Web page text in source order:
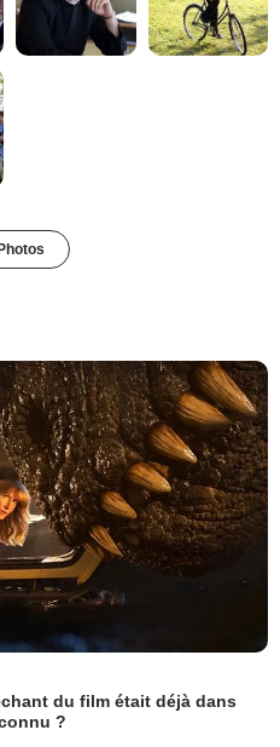
du film était déjà dans
?